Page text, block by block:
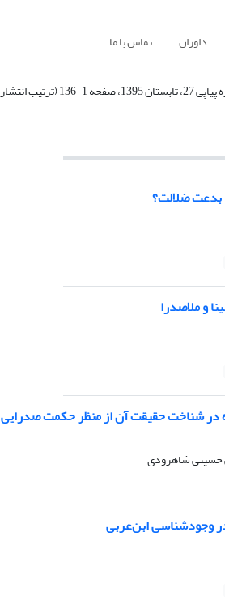
داوران تماس با ما
ضلالت؟
و ملاصدرا
شناخت حقیقت آن از منظر حکمت صدرایی
حسینی شاهرودی
وجودشناسی ابن‌عربی